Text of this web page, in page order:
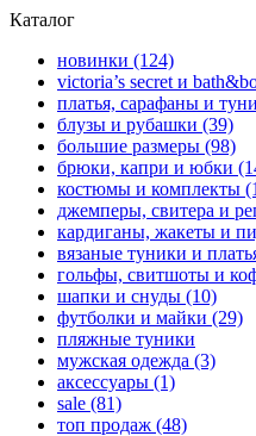
Каталог
новинки (124)
victoria’s secret и
платья, сарафаны и
блузы и рубашки (39)
большие размеры (98)
брюки, капри и юбки
костюмы и комплекты
джемперы, свитера и
кардиганы, жакеты и
вязаные туники и
гольфы, свитшоты и
шапки и снуды (10)
футболки и майки (29)
пляжные туники
мужская одежда (3)
аксессуары (1)
sale (81)
топ продаж (48)